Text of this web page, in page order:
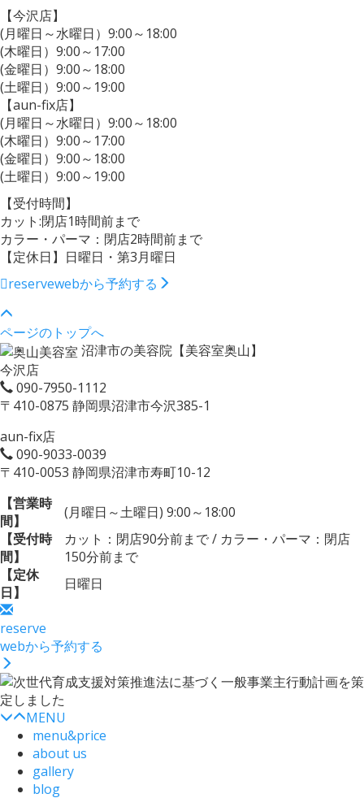
【今沢店】
(月曜日～水曜日）9:00～18:00
(木曜日）9:00～17:00
(金曜日）9:00～18:00
(土曜日）9:00～19:00
【aun-fix店】
(月曜日～水曜日）9:00～18:00
(木曜日）9:00～17:00
(金曜日）9:00～18:00
(土曜日）9:00～19:00
【受付時間】
カット:閉店1時間前まで
カラー・パーマ：閉店2時間前まで
【定休日】日曜日・第3月曜日
reservewebから予約する
ページのトップへ
沼津市の美容院【美容室奥山】
今沢店
090-7950-1112
〒410-0875 静岡県沼津市今沢385-1
aun-fix店
090-9033-0039
〒410-0053 静岡県沼津市寿町10-12
【営業時
間】
(月曜日～土曜日) 9:00～18:00
【受付時
間】
カット：閉店90分前まで / カラー・パーマ：閉店
150分前まで
【定休
日】
日曜日
reserve
webから予約する
MENU
menu&price
about us
gallery
blog